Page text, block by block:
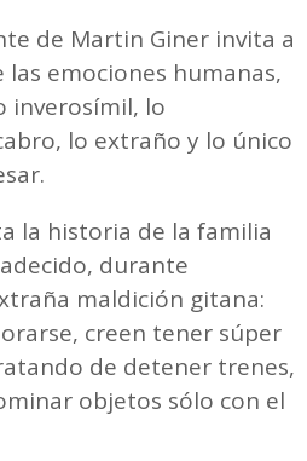
de Martin Giner invita a
emociones humanas,
inverosímil, lo
lo extraño y lo único
la historia de la familia
durante
maldición gitana:
creen tener súper
de detener trenes,
objetos sólo con el